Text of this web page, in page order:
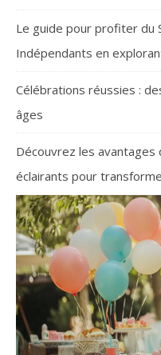
Le guide pour profiter du
Indépendants en
Célébrations réussies :
âges
Découvrez les avantages
éclairants pour